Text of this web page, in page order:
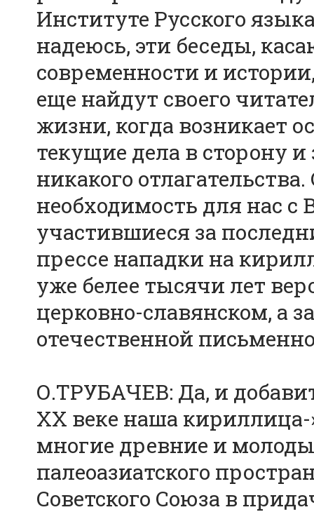
Институте Русского
надеюсь, эти беседы,
современности и
еще найдут своего
жизни, когда возникает
текущие дела в сторону
никакого
необходимость для нас
участившиеся за
прессе нападки на
уже белее тысячи лет
церковно-славянском, а
отечественной
О.ТРУБАЧЕВ: Да, и
ХХ веке наша кириллица-
многие древние и
палеоазиатского
Советского Союза в